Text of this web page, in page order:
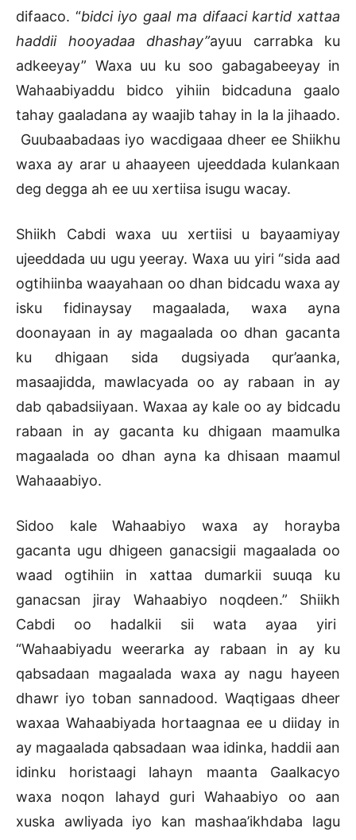
difaaco. “bidci iyo gaal ma difaaci kartid xattaa
haddii hooyadaa dhashay”ayuu carrabka ku
adkeeyay” Waxa uu ku soo gabagabeeyay in
Wahaabiyaddu bidco yihiin bidcaduna gaalo
tahay gaaladana ay waajib tahay in la la jihaado.
Guubaabadaas iyo wacdigaaa dheer ee Shiikhu
waxa ay arar u ahaayeen ujeeddada kulankaan
deg degga ah ee uu xertiisa isugu wacay.
Shiikh Cabdi waxa uu xertiisi u bayaamiyay
ujeeddada uu ugu yeeray. Waxa uu yiri “sida aad
ogtihiinba waayahaan oo dhan bidcadu waxa ay
isku fidinaysay magaalada, waxa ayna
doonayaan in ay magaalada oo dhan gacanta
ku dhigaan sida dugsiyada qur’aanka,
masaajidda, mawlacyada oo ay rabaan in ay
dab qabadsiiyaan. Waxaa ay kale oo ay bidcadu
rabaan in ay gacanta ku dhigaan maamulka
magaalada oo dhan ayna ka dhisaan maamul
Wahaaabiyo.
Sidoo kale Wahaabiyo waxa ay horayba
gacanta ugu dhigeen ganacsigii magaalada oo
waad ogtihiin in xattaa dumarkii suuqa ku
ganacsan jiray Wahaabiyo noqdeen.” Shiikh
Cabdi oo hadalkii sii wata ayaa yiri
“Wahaabiyadu weerarka ay rabaan in ay ku
qabsadaan magaalada waxa ay nagu hayeen
dhawr iyo toban sannadood. Waqtigaas dheer
waxaa Wahaabiyada hortaagnaa ee u diiday in
ay magaalada qabsadaan waa idinka, haddii aan
idinku horistaagi lahayn maanta Gaalkacyo
waxa noqon lahayd guri Wahaabiyo oo aan
xuska awliyada iyo kan mashaa’ikhdaba lagu